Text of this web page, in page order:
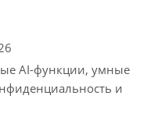
AI-функции, умные
и